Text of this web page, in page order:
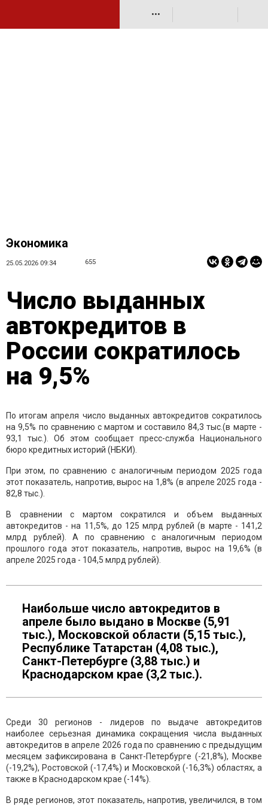
•••
Экономика
25.05.2026 09:34 655
Число выданных
автокредитов в
России сократилось
на 9,5%
По итогам апреля число выданных автокредитов сократилось
на 9,5% по сравнению с мартом и составило 84,3 тыс.(в марте -
93,1 тыс.). Об этом сообщает пресс-служба Национального
бюро кредитных историй (НБКИ).
При этом, по сравнению с аналогичным периодом 2025 года
этот показатель, напротив, вырос на 1,8% (в апреле 2025 года -
82,8 тыс.).
В сравнении с мартом сократился и объем выданных
автокредитов - на 11,5%, до 125 млрд рублей (в марте - 141,2
млрд рублей). А по сравнению с аналогичным периодом
прошлого года этот показатель, напротив, вырос на 19,6% (в
апреле 2025 года - 104,5 млрд рублей).
Наибольше число автокредитов в
апреле было выдано в Москве (5,91
тыс.), Московской области (5,15 тыс.),
Республике Татарстан (4,08 тыс.),
Санкт-Петербурге (3,88 тыс.) и
Краснодарском крае (3,2 тыс.).
Среди 30 регионов - лидеров по выдаче автокредитов
наиболее серьезная динамика сокращения числа выданных
автокредитов в апреле 2026 года по сравнению с предыдущим
месяцем зафиксирована в Санкт-Петербурге (-21,8%), Москве
(-19,2%), Ростовской (-17,4%) и Московской (-16,3%) областях, а
также в Краснодарском крае (-14%).
В ряде регионов, этот показатель, напротив, увеличился, в том